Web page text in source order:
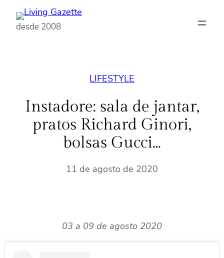
Pular
paradesde 2008
LIFESTYLE
Instadore: sala de jantar,
pratos Richard Ginori,
bolsas Gucci…
11 de agosto de 2020
03 a 09 de agosto 2020